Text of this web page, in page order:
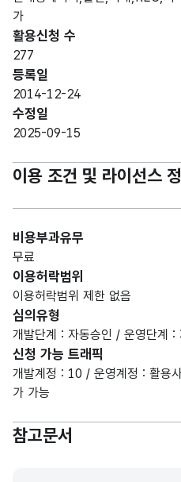
가
활용신청 수
277
등록일
2014-12-24
수정일
2025-09-15
이용 조건 및 라이선스
비용부과유무
무료
이용허락범위
이용허락범위 제한 없음
심의유형
개발단계 : 자동승인 / 운영단계 :
신청 가능 트래픽
개발계정 : 10 / 운영계정 : 활용
가 가능
참고문서